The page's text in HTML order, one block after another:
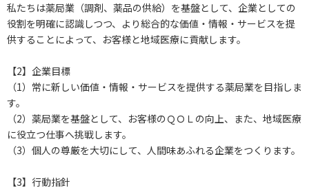
私たちは薬局業（調剤、薬品の供給）を基盤として、企業としての
役割を明確に認識しつつ、より総合的な価値・情報・サービスを提
供することによって、お客様と地域医療に貢献します。
【2】企業目標
（1）常に新しい価値・情報・サービスを提供する薬局業を目指しま
す。
（2）薬局業を基盤として、お客様のＱＯＬの向上、また、地域医療
に役立つ仕事へ挑戦します。
（3）個人の尊厳を大切にして、人間味あふれる企業をつくります。
【3】行動指針